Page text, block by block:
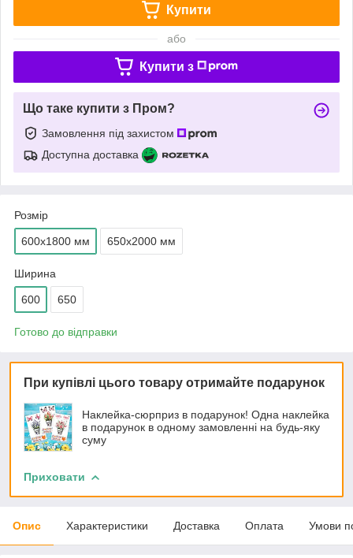
Купити
або
Купити з
Що таке купити з Пром?
Замовлення під захистом
Доступна доставка
Розмір
600х1800 мм 650х2000 мм
Ширина
600 650
Готово до відправки
При купівлі цього товару отримайте подарунок
Наклейка-сюрприз в подарунок! Одна наклейка
в подарунок в одному замовленні на будь-яку
суму
Приховати
Опис Характеристики Доставка Оплата Умови